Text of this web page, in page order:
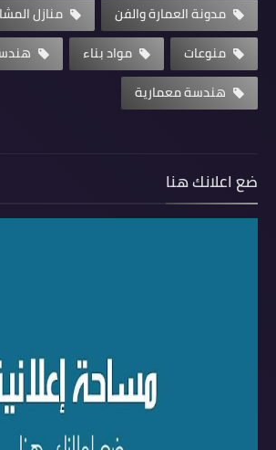
مدونة العمارة والفن
منازل
منوعات
مواد بناء
هندسة معمارية
ضع اعلانك هنا